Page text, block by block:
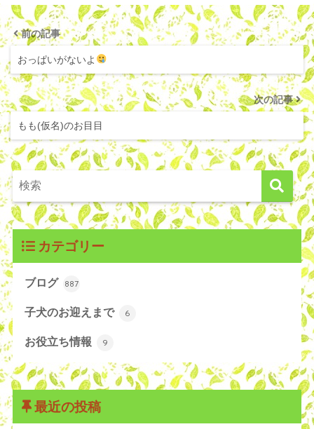
前の記事
おっぱいがないよ
次の記事
もも(仮名)のお目目
カテゴリー
ブログ 887
子犬のお迎えまで 6
お役立ち情報 9
最近の投稿